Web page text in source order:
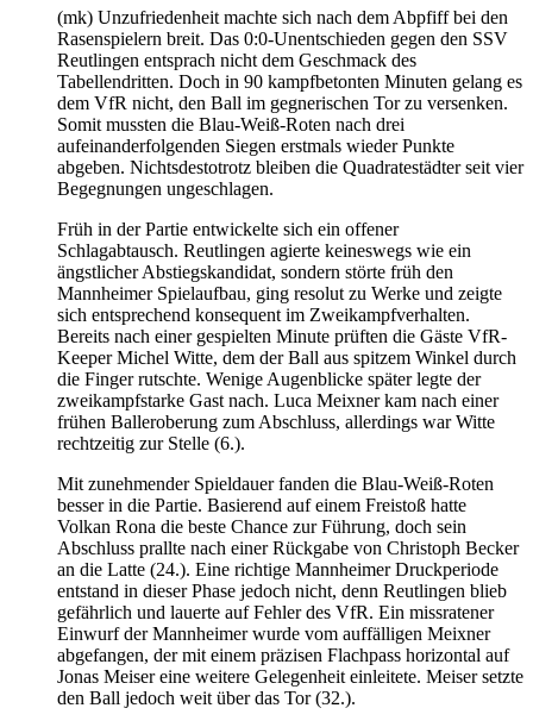
(mk) Unzufriedenheit machte sich nach dem Abpfiff bei den
Rasenspielern breit. Das 0:0-Unentschieden gegen den SSV
Reutlingen entsprach nicht dem Geschmack des
Tabellendritten. Doch in 90 kampfbetonten Minuten gelang es
dem VfR nicht, den Ball im gegnerischen Tor zu versenken.
Somit mussten die Blau-Weiß-Roten nach drei
aufeinanderfolgenden Siegen erstmals wieder Punkte
abgeben. Nichtsdestotrotz bleiben die Quadratestädter seit vier
Begegnungen ungeschlagen.
Früh in der Partie entwickelte sich ein offener
Schlagabtausch. Reutlingen agierte keineswegs wie ein
ängstlicher Abstiegskandidat, sondern störte früh den
Mannheimer Spielaufbau, ging resolut zu Werke und zeigte
sich entsprechend konsequent im Zweikampfverhalten.
Bereits nach einer gespielten Minute prüften die Gäste VfR-
Keeper Michel Witte, dem der Ball aus spitzem Winkel durch
die Finger rutschte. Wenige Augenblicke später legte der
zweikampfstarke Gast nach. Luca Meixner kam nach einer
frühen Balleroberung zum Abschluss, allerdings war Witte
rechtzeitig zur Stelle (6.).
Mit zunehmender Spieldauer fanden die Blau-Weiß-Roten
besser in die Partie. Basierend auf einem Freistoß hatte
Volkan Rona die beste Chance zur Führung, doch sein
Abschluss prallte nach einer Rückgabe von Christoph Becker
an die Latte (24.). Eine richtige Mannheimer Druckperiode
entstand in dieser Phase jedoch nicht, denn Reutlingen blieb
gefährlich und lauerte auf Fehler des VfR. Ein missratener
Einwurf der Mannheimer wurde vom auffälligen Meixner
abgefangen, der mit einem präzisen Flachpass horizontal auf
Jonas Meiser eine weitere Gelegenheit einleitete. Meiser setzte
den Ball jedoch weit über das Tor (32.).